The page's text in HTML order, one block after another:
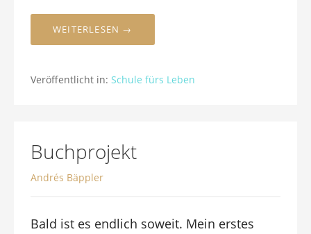
WEITERLESEN →
Veröffentlicht in: Schule fürs Leben
Buchprojekt
Andrés Bäppler
Bald ist es endlich soweit. Mein erstes